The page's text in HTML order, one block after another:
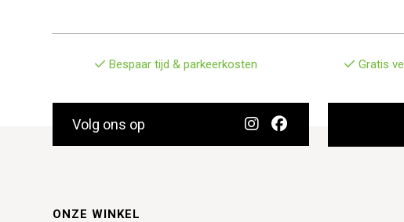
Bespaar tijd & parkeerkosten Gratis
Volg ons op
ONZE WINKEL